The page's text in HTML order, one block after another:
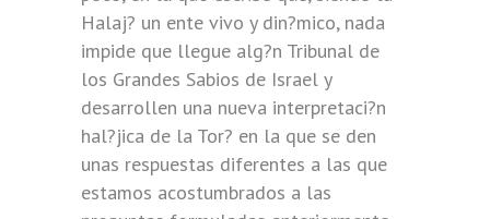
Halaj? un ente vivo y din?mico, nada
impide que llegue alg?n Tribunal de
los Grandes Sabios de Israel y
desarrollen una nueva interpretaci?n
hal?jica de la Tor? en la que se den
unas respuestas diferentes a las que
estamos acostumbrados a las